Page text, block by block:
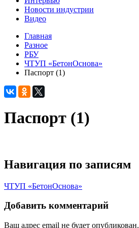
Новости индустрии
Видео
Главная
Разное
РБУ
ЧТУП «БетонОснова»
Паспорт (1)
Паспорт (1)
Навигация по записям
ЧТУП «БетонОснова»
Добавить комментарий
Ваш адрес email не будет опубликован.